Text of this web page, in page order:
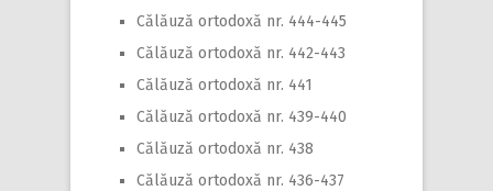
Călăuză ortodoxă nr. 444-445
Călăuză ortodoxă nr. 442-443
Călăuză ortodoxă nr. 441
Călăuză ortodoxă nr. 439-440
Călăuză ortodoxă nr. 438
Călăuză ortodoxă nr. 436-437